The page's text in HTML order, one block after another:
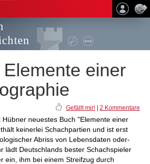
einer
Gefällt mir! 2 Kommentare
neuestes Buch "Elemente einer
keinerlei Schachpartien und ist erst
Abriss von Lebensdaten oder-
lädt Deutschlands bester Schachspieler
ein, ihm bei einem Streifzug durch